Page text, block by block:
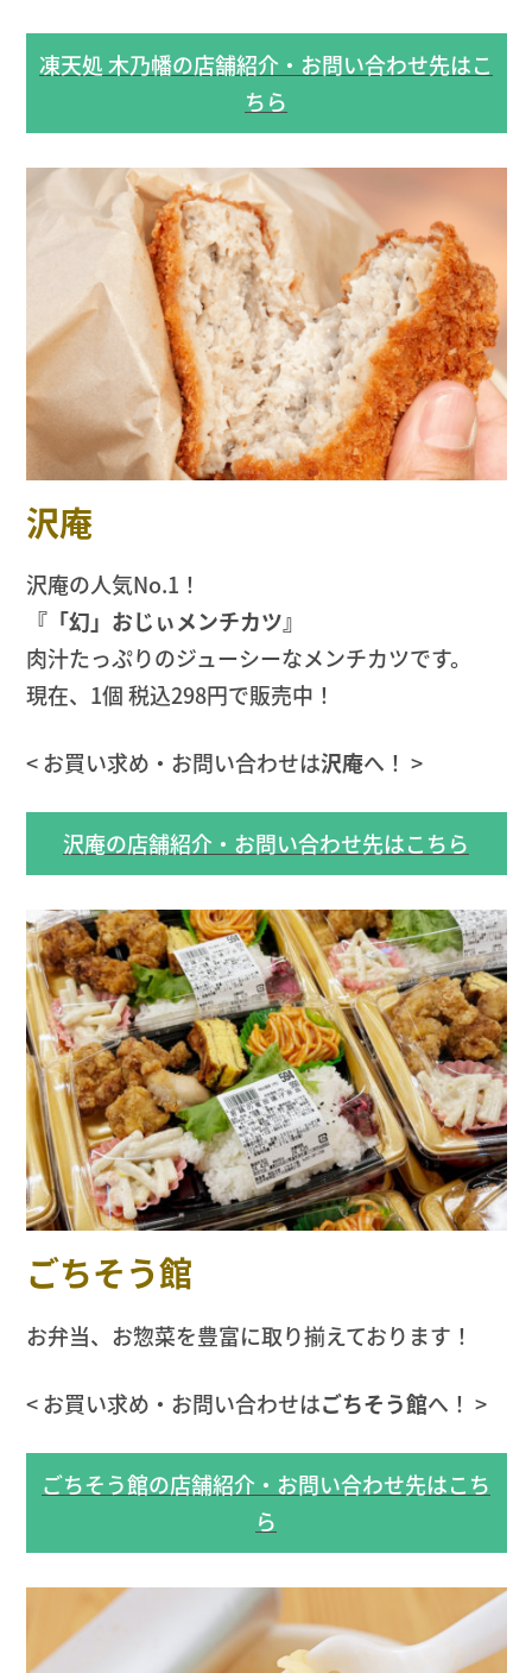
凍天処 木乃幡の店舗紹介・お問い合わせ先はこ
ちら
沢庵
沢庵の人気No.1！
『「幻」おじぃメンチカツ』
肉汁たっぷりのジューシーなメンチカツです。
現在、1個 税込298円で販売中！
< お買い求め・お問い合わせは沢庵へ！ >
沢庵の店舗紹介・お問い合わせ先はこちら
ごちそう館
お弁当、お惣菜を豊富に取り揃えております！
< お買い求め・お問い合わせはごちそう館へ！ >
ごちそう館の店舗紹介・お問い合わせ先はこち
ら